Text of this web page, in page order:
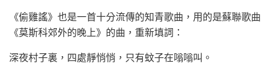
《偷雞謠》也是一首十分流傳的知青歌曲，用的是蘇聯歌曲
《莫斯科郊外的晚上》的曲，重新填詞：
深夜村子裏，四處靜悄悄，只有蚊子在嗡嗡叫。